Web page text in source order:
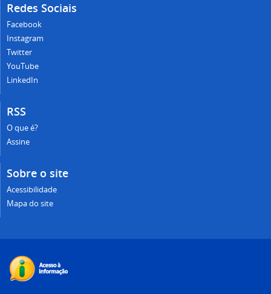
Redes Sociais
Facebook
Instagram
Twitter
YouTube
LinkedIn
RSS
O que é?
Assine
Sobre o site
Acessibilidade
Mapa do site